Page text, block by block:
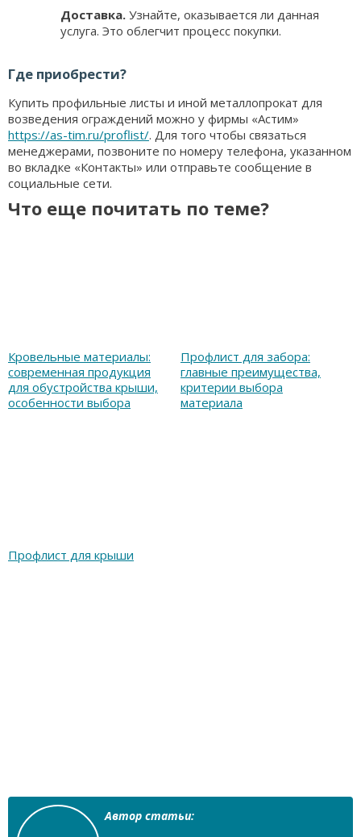
Доставка. Узнайте, оказывается ли данная
услуга. Это облегчит процесс покупки.
Где приобрести?
Купить профильные листы и иной металлопрокат для
возведения ограждений можно у фирмы «Астим»
https://as-tim.ru/proflist/. Для того чтобы связаться
менеджерами, позвоните по номеру телефона, указанном
во вкладке «Контакты» или отправьте сообщение в
социальные сети.
Что еще почитать по теме?
Кровельные материалы:
современная продукция
для обустройства крыши,
особенности выбора
Профлист для забора:
главные преимущества,
критерии выбора
материала
Профлист для крыши
Автор статьи: